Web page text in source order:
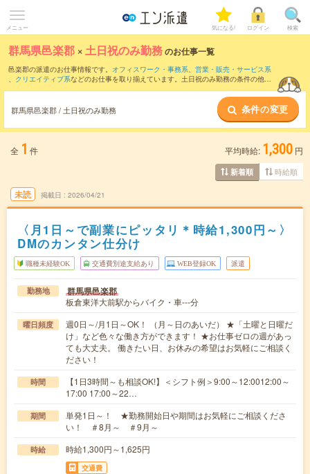
メニュー 気になる! ログイン 検索
群馬県邑楽郡 ×土日祝のみ勤務のお仕事一覧
邑楽郡の派遣のお仕事情報です。 オフィスワーク・事務系、 営業・販売・サービス系
、 クリエイティブ系などのお仕事を取り揃えています。土日祝のみ勤務の条件の他
群馬県邑楽郡 / 土日祝のみ勤務 条件の変更
全 1 件 平均時給: 1,300 円
新着順 時給順
未読 掲載日 2026/04/21
〈月1日～で副業にピッタリ＊時給1,300円～〉
DMのカンタン仕分け
職種未経験OK 交通費別途支給あり WEB登録OK 派遣
勤務地 群馬県邑楽郡
板倉東洋大前駅からバイク・車---分
曜日頻度
週0日～/月1日～OK！ （月～日のあいだ） ★「土曜と日曜だ
け」など色々な働き方ができます！ ★お仕事ゼロの週があっ
ても大丈夫。 働きたい日、お休みの希望はお気軽にご相談く
ださい！
時間
【1日3時間～も相談OK!】＜シフト例＞9:00～12:0012:00～
17:00 17:00～22…
期間
単発1日～！ ★勤務開始日や期間はお気軽にご相談くださ
い！ ＃8月～ ＃9月～
時給 時給1,300円～1,625円
交通費